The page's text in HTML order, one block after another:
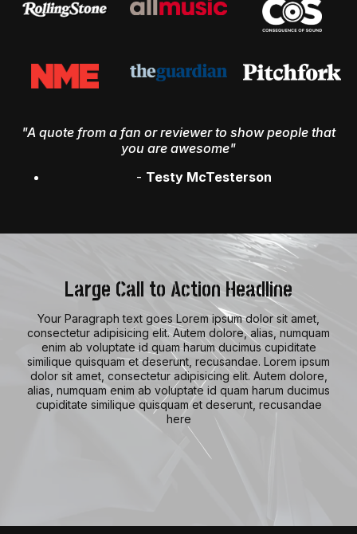
"A quote from a fan or reviewer to show people that
you are awesome"
- Testy McTesterson
Large Call to Action Headline
Your Paragraph text goes Lorem ipsum dolor sit amet,
consectetur adipisicing elit. Autem dolore, alias, numquam
enim ab voluptate id quam harum ducimus cupiditate
similique quisquam et deserunt, recusandae. Lorem ipsum
dolor sit amet, consectetur adipisicing elit. Autem dolore,
alias, numquam enim ab voluptate id quam harum ducimus
cupiditate similique quisquam et deserunt, recusandae
here